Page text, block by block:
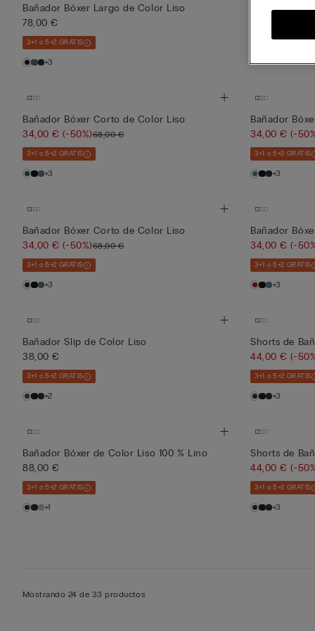
Bañador Bóxer Largo de Color Liso
78,00 €
3+1 o 5+2 GRATIS
+3
Bañador Bóxer Corto de Color Liso
34,00 €(-50%)68,00 €
3+1 o 5+2 GRATIS
+3
Bañador
34,00 €(-
3+1 o 5+2 GRATIS
+3
Bañador Bóxer Corto de Color Liso
34,00 €(-50%)68,00 €
3+1 o 5+2 GRATIS
+3
Bañador
34,00 €(-
3+1 o 5+2 GRATIS
+3
Bañador Slip de Color Liso
38,00 €
3+1 o 5+2 GRATIS
+2
Shorts de
44,00 €(-
3+1 o 5+2 GRATIS
+3
Bañador Bóxer de Color Liso 100 % Lino
88,00 €
3+1 o 5+2 GRATIS
+1
Shorts de
44,00 €(-
3+1 o 5+2 GRATIS
+3
Mostrando 24 de 33 productos